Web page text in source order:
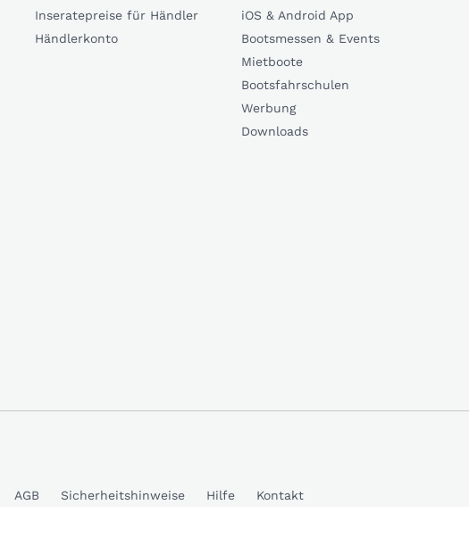
Inseratepreise für Händler
Händlerkonto
iOS & Android App
Bootsmessen & Events
Mietboote
Bootsfahrschulen
Werbung
Downloads
AGB Sicherheitshinweise Hilfe Kontakt